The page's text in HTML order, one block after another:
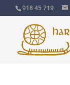
918 45 719